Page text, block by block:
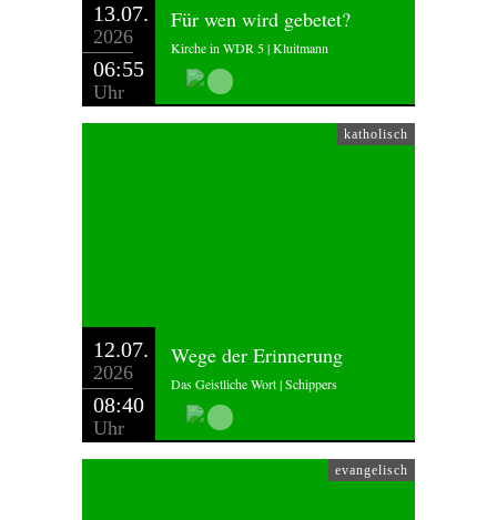
13.07.
2026
06:55
Uhr
Für wen wird gebetet?
Kirche in WDR 5 | Kluitmann
katholisch
12.07.
2026
08:40
Uhr
Wege der Erinnerung
Das Geistliche Wort | Schippers
evangelisch